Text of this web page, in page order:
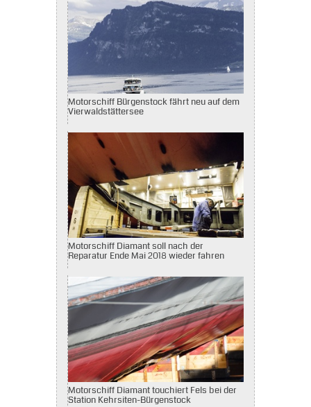
Motorschiff Bürgenstock fährt neu auf dem
Vierwaldstättersee
Motorschiff Diamant soll nach der
Reparatur Ende Mai 2018 wieder fahren
Motorschiff Diamant touchiert Fels bei der
Station Kehrsiten-Bürgenstock